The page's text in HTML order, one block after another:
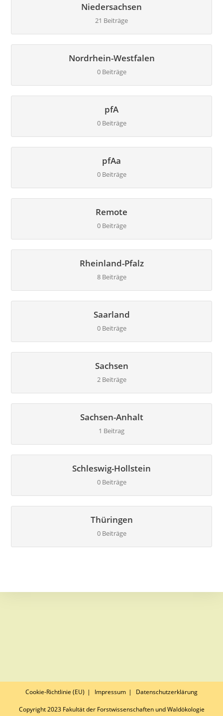
Niedersachsen
21 Beiträge
Nordrhein-Westfalen
0 Beiträge
pfA
0 Beiträge
pfAa
0 Beiträge
Remote
0 Beiträge
Rheinland-Pfalz
8 Beiträge
Saarland
0 Beiträge
Sachsen
2 Beiträge
Sachsen-Anhalt
1 Beitrag
Schleswig-Hollstein
0 Beiträge
Thüringen
0 Beiträge
Cookie-Richtlinie (EU) Impressum Datenschutzerklärung
Copyright 2023 Fakultät der Forstwissenschaften und Waldökologie